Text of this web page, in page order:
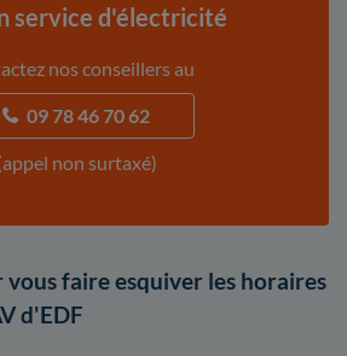
service d'électricité
nos conseillers au
09 78 46 70 62
non surtaxé)
vous faire esquiver les horaires
d'EDF